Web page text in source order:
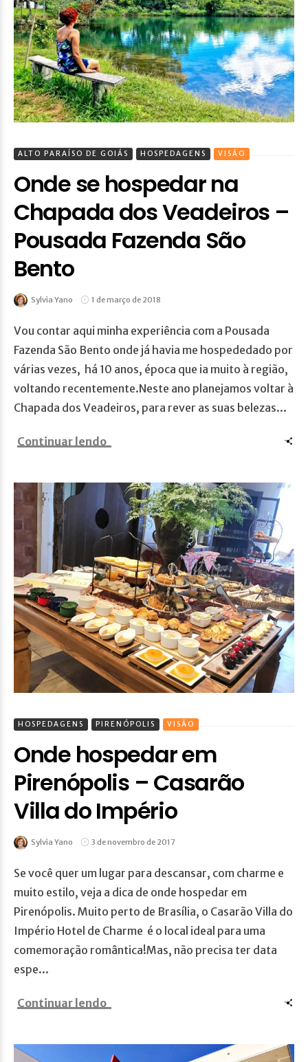
ALTO PARAÍSO DE GOIÁS HOSPEDAGENS VISÃO
Onde se hospedar na
Chapada dos Veadeiros –
Pousada Fazenda São
Bento
Sylvia Yano 1 de março de 2018
Vou contar aqui minha experiência com a Pousada
Fazenda São Bento onde já havia me hospededado por
várias vezes, há 10 anos, época que ia muito à região,
voltando recentemente.Neste ano planejamos voltar à
Chapada dos Veadeiros, para rever as suas belezas...
Continuar lendo
HOSPEDAGENS PIRENÓPOLIS VISÃO
Onde hospedar em
Pirenópolis – Casarão
Villa do Império
Sylvia Yano 3 de novembro de 2017
Se você quer um lugar para descansar, com charme e
muito estilo, veja a dica de onde hospedar em
Pirenópolis. Muito perto de Brasília, o Casarão Villa do
Império Hotel de Charme é o local ideal para uma
comemoração romântica!Mas, não precisa ter data
espe...
Continuar lendo